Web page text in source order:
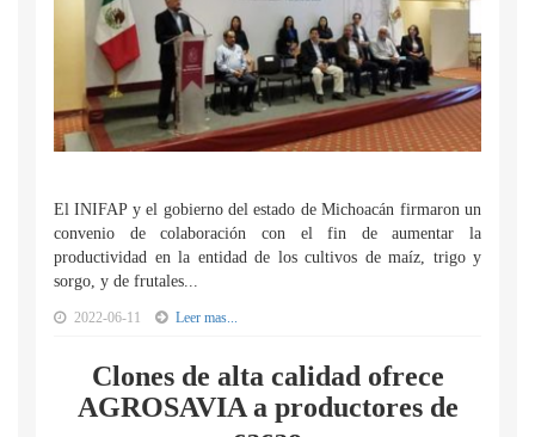
El INIFAP y el gobierno del estado de Michoacán firmaron un
convenio de colaboración con el fin de aumentar la
productividad en la entidad de los cultivos de maíz, trigo y
sorgo, y de frutales...
2022-06-11 Leer mas...
Clones de alta calidad ofrece
AGROSAVIA a productores de